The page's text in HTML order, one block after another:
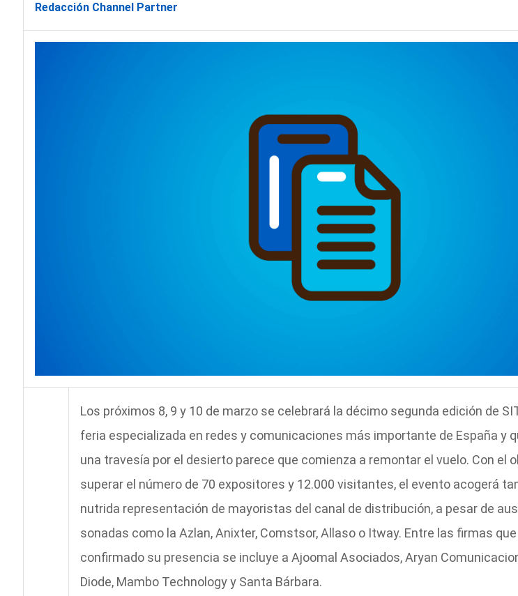
Redacción Channel Partner
Los próximos 8, 9 y 10 de marzo se celebrará la décimo segunda edición de
feria especializada en redes y comunicaciones más importante de España y
una travesía por el desierto parece que comienza a remontar el vuelo. Con el
superar el número de 70 expositores y 12.000 visitantes, el evento acogerá
nutrida representación de mayoristas del canal de distribución, a pesar de
sonadas como la Azlan, Anixter, Comstsor, Allaso o Itway. Entre las firmas
confirmado su presencia se incluye a Ajoomal Asociados, Aryan
Diode, Mambo Technology y Santa Bárbara.